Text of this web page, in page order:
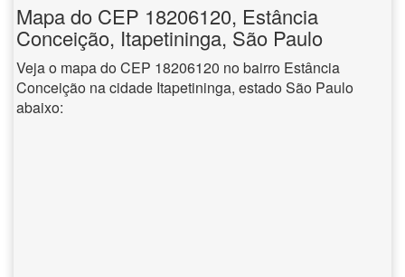
Mapa do CEP 18206120, Estância
Conceição, Itapetininga, São Paulo
Veja o mapa do CEP 18206120 no bairro Estância
Conceição na cidade Itapetininga, estado São Paulo
abaixo: